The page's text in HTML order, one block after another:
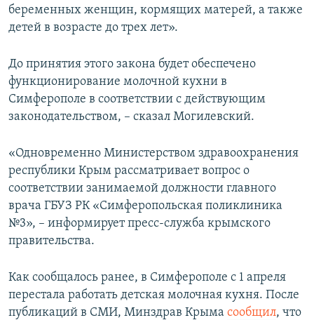
КРЫМ.НЕПОКОРЕННЫЙ
УКРАИНСКАЯ ПРОБЛЕМА КРЫМА
Все сайты RFE/RL
беременных женщин, кормящих матерей, а также
детей в возрасте до трех лет».
До принятия этого закона будет обеспечено
функционирование молочной кухни в
Симферополе в соответствии с действующим
законодательством, – сказал Могилевский.
«Одновременно Министерством здравоохранения
республики Крым рассматривает вопрос о
соответствии занимаемой должности главного
врача ГБУЗ РК «Симферопольская поликлиника
№3», – информирует пресс-служба крымского
правительства.
Как сообщалось ранее, в Симферополе с 1 апреля
перестала работать детская молочная кухня. После
публикаций в СМИ, Минздрав Крыма сообщил, что